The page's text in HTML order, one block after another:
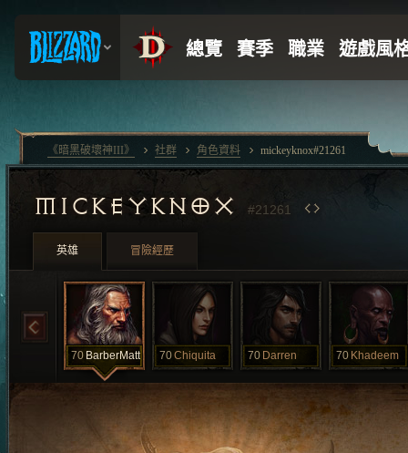
MICKEYKNOX #21261
英雄 冒險經歷
70 BarberMatt 70Chiquita 70 Darren 70 Khadeem
《暗黑破壞神III》 社群 角色資料 mickeyknox#21261